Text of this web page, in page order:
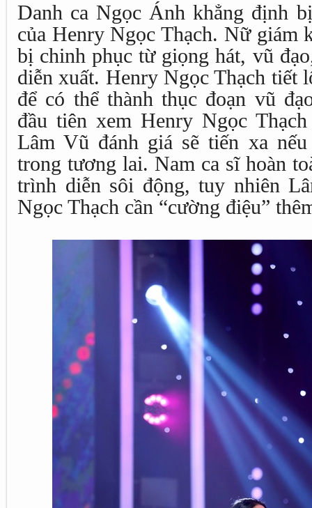
Danh ca Ngọc Ánh khẳng định
của Henry Ngọc Thạch. Nữ giám
bị chinh phục từ giọng hát, vũ
diễn xuất. Henry Ngọc Thạch tiết
để có thể thành thục đoạn vũ
đầu tiên xem Henry Ngọc
Lâm Vũ đánh giá sẽ tiến xa
trong tương lai. Nam ca sĩ hoàn
trình diễn sôi động, tuy nhiên
Ngọc Thạch cần “cường điệu”